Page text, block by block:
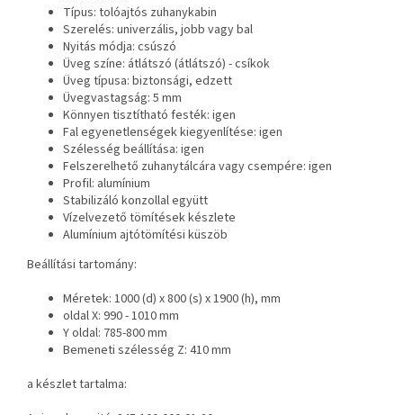
Típus: tolóajtós zuhanykabin
Szerelés: univerzális, jobb vagy bal
Nyitás módja: csúszó
Üveg színe: átlátszó (átlátszó) - csíkok
Üveg típusa: biztonsági, edzett
Üvegvastagság: 5 mm
Könnyen tisztítható festék: igen
Fal egyenetlenségek kiegyenlítése: igen
Szélesség beállítása: igen
Felszerelhető zuhanytálcára vagy csempére: igen
Profil: alumínium
Stabilizáló konzollal együtt
Vízelvezető tömítések készlete
Alumínium ajtótömítési küszöb
Beállítási tartomány:
Méretek: 1000 (d) x 800 (s) x 1900 (h), mm
oldal X: 990 - 1010 mm
Y oldal: 785-800 mm
Bemeneti szélesség Z: 410 mm
a készlet tartalma: